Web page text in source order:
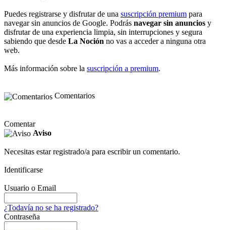
Puedes registrarse y disfrutar de una suscripción premium para
navegar sin anuncios de Google. Podrás navegar sin anuncios y
disfrutar de una experiencia limpia, sin interrupciones y segura
sabiendo que desde La Noción no vas a acceder a ninguna otra
web.
Más información sobre la suscripción a premium.
Comentarios
Comentar
Aviso
Necesitas estar registrado/a para escribir un comentario.
Identificarse
Usuario o Email
¿Todavía no se ha registrado?
Contraseña